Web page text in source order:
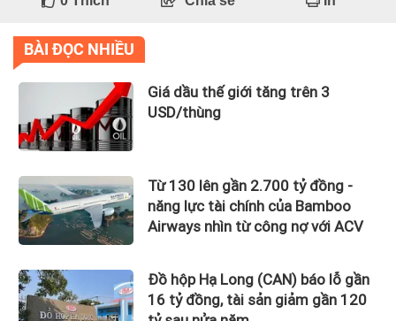
BÀI ĐỌC NHIỀU
Giá dầu thế giới tăng trên 3
USD/thùng
Từ 130 lên gần 2.700 tỷ đồng -
năng lực tài chính của Bamboo
Airways nhìn từ công nợ với ACV
Đồ hộp Hạ Long (CAN) báo lỗ gần
16 tỷ đồng, tài sản giảm gần 120